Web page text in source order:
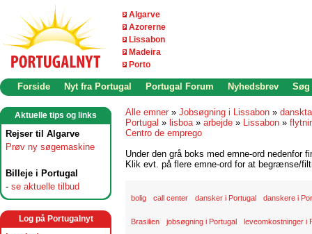
Algarve
Azorerne
Lissabon
Madeira
Porto
Forside Nyt fra Portugal Portugal Forum Nyhedsbrev Søg
Aktuelle tips og links
Rejser til Algarve
Prøv ny søgemaskine
Billeje i Portugal
- se aktuelle tilbud
Log på Portugalnyt
Alle emner » Jobsøgning i Lissabon »
Portugal » lisboa» arbejde » Lissabon »
Centro de emprego
Under den grå boks med emne-ord nedenfor
Klik evt. på flere emne-ord for at begrænse/
bolig call center dansker i Portugal danskere i
Brasilien jobsøgning i Portugal leveomkostninger i